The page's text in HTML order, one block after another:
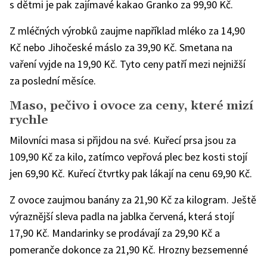
s dětmi je pak zajímavé kakao Granko za 99,90 Kč.
Z mléčných výrobků zaujme například mléko za 14,90
Kč nebo Jihočeské máslo za 39,90 Kč. Smetana na
vaření vyjde na 19,90 Kč. Tyto ceny patří mezi nejnižší
za poslední měsíce.
Maso, pečivo i ovoce za ceny, které mizí
rychle
Milovníci masa si přijdou na své. Kuřecí prsa jsou za
109,90 Kč za kilo, zatímco vepřová plec bez kosti stojí
jen 69,90 Kč. Kuřecí čtvrtky pak lákají na cenu 69,90 Kč.
Z ovoce zaujmou banány za 21,90 Kč za kilogram. Ještě
výraznější sleva padla na jablka červená, která stojí
17,90 Kč. Mandarinky se prodávají za 29,90 Kč a
pomeranče dokonce za 21,90 Kč. Hrozny bezsemenné